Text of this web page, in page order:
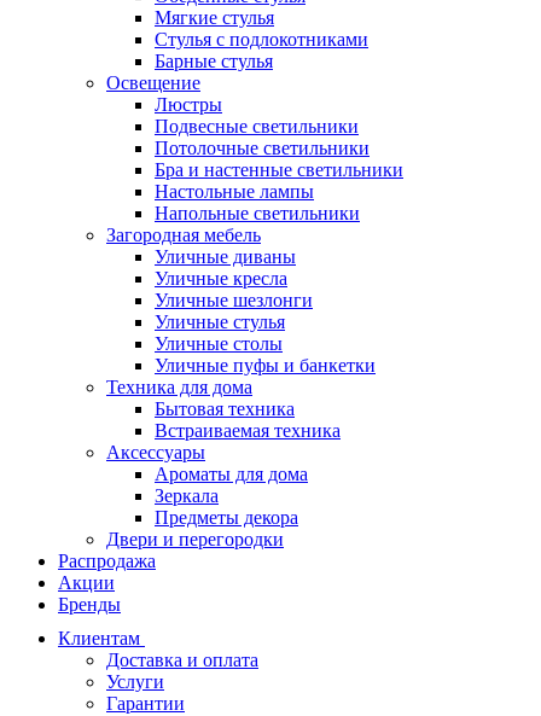
Мягкие стулья
Стулья с подлокотниками
Барные стулья
Освещение
Люстры
Подвесные светильники
Потолочные светильники
Бра и настенные светильники
Настольные лампы
Напольные светильники
Загородная мебель
Уличные диваны
Уличные кресла
Уличные шезлонги
Уличные стулья
Уличные столы
Уличные пуфы и банкетки
Техника для дома
Бытовая техника
Встраиваемая техника
Аксессуары
Ароматы для дома
Зеркала
Предметы декора
Двери и перегородки
Распродажа
Акции
Бренды
Клиентам
Доставка и оплата
Услуги
Гарантии